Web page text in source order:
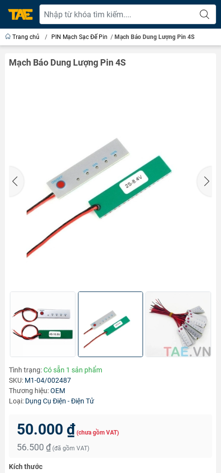
Trang chủ / PIN Mạch Sạc Đế Pin / Mạch Báo Dung Lượng Pin 4S
Mạch Báo Dung Lượng Pin 4S
Tình trạng:Có sẵn 1 sản phẩm
SKU: M1-04/002487
Thương hiệu:OEM
Loại: Dụng Cụ Điện - Điện Tử
50.000 ₫ (chưa gồm VAT)
56.500 ₫ (đã gồm VAT)
Kích thước